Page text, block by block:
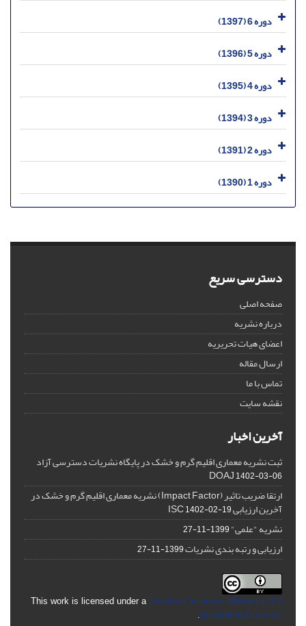
دوره 6 (1397)
دوره 5 (1396)
دوره 4 (1395)
دوره 3 (1394)
دوره 2 (1391)
دوره 1 (1390)
دسترسی سریع
صفحه اصلی
درباره نشریه
اعضای هیات تحریریه
ارسال مقاله
تماس با ما
نقشه سایت
آخرین اخبار
ثبت نشریه معماری اقلیم گرم و خشک در پایگاه نشریات دسترسی آزاد
DOAJ1402-03-06
ارتقا ضریب تاثیر (Impact Factor) نشریه معماری اقلیم گرم و خشک در
آخرین ارزیابی ISC1402-02-19
نشریه "علمی"1399-11-27
ارزیابی و رتبه بندی نشریات1399-11-27
This work is licensed under a Creative Commons Attribution 4.0
International License
.